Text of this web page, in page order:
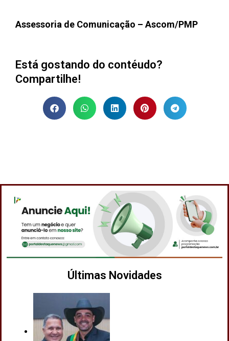
Assessoria de Comunicação – Ascom/PMP
Está gostando do contéudo?
Compartilhe!
Últimas Novidades